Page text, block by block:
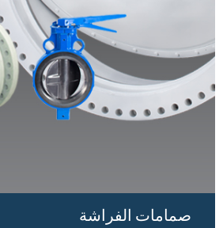
صمامات الفراشة